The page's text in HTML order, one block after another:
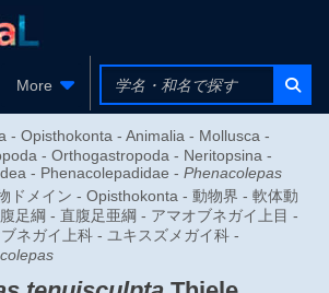
More
- Opisthokonta - Animalia - Mollusca -
- Orthogastropoda - Neritopsina -
- Phenacolepadidae - Phenacolepas
ドメイン - Opisthokonta - 動物界 - 軟体動
足綱 - 直腹足亜綱 - アマオブネガイ上目 -
ネガイ上科 - ユキスズメガイ科 -